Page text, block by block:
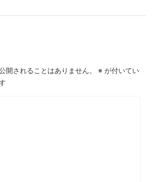
開されることはありません。 ※ が付いてい